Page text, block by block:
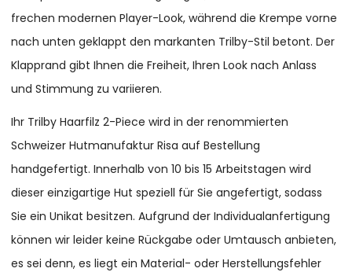
frechen modernen Player-Look, während die Krempe vorne
nach unten geklappt den markanten Trilby-Stil betont. Der
Klapprand gibt Ihnen die Freiheit, Ihren Look nach Anlass
und Stimmung zu variieren.
Ihr Trilby Haarfilz 2-Piece wird in der renommierten
Schweizer Hutmanufaktur Risa auf Bestellung
handgefertigt. Innerhalb von 10 bis 15 Arbeitstagen wird
dieser einzigartige Hut speziell für Sie angefertigt, sodass
Sie ein Unikat besitzen. Aufgrund der Individualanfertigung
können wir leider keine Rückgabe oder Umtausch anbieten,
es sei denn, es liegt ein Material- oder Herstellungsfehler